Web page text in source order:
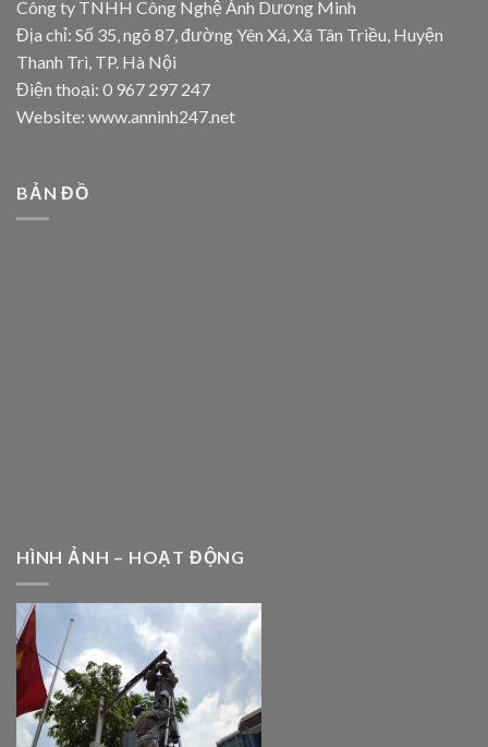
Công ty TNHH Công Nghệ Ánh Dương Minh
Địa chỉ: Số 35, ngõ 87, đường Yên Xá, Xã Tân Triều, Huyện
Thanh Trì, TP. Hà Nội
Điện thoại: 0 967 297 247
Website: www.anninh247.net
BẢN ĐỒ
HÌNH ẢNH – HOẠT ĐỘNG